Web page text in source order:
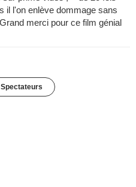
il l'on enlève dommage sans
merci pour ce film génial